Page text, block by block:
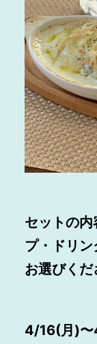
セットの
プ・ドリ
お選びくだ
4/16(月)〜